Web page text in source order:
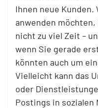
Ihnen neue
anwenden
nicht zu viel Zeit –
wenn Sie gerade
könnten auch um
Vielleicht kann das
oder
Postings in sozialen